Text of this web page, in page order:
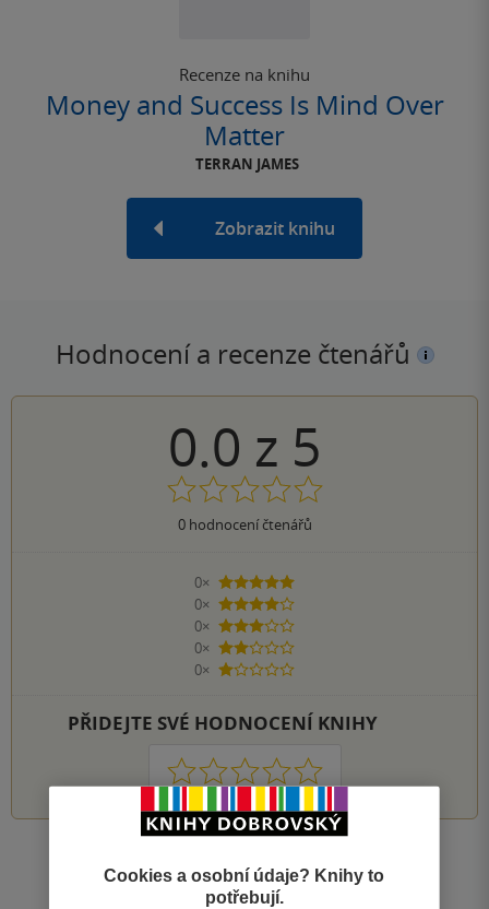
Recenze na knihu
Money and Success Is Mind Over
Matter
TERRAN JAMES
Zobrazit knihu
Hodnocení a recenze čtenářů
0.0 z 5
0hodnocení čtenářů
0×
5 hvězdiček
0×
4 hvězdičky
0×
3 hvězdičky
0×
2 hvězdičky
0×
1 hvezdička
PŘIDEJTE SVÉ HODNOCENÍ KNIHY
1 2 3 4 5
Nahoru
Zobrazeno 20 z 20
Cookies a osobní údaje? Knihy to
potřebují.